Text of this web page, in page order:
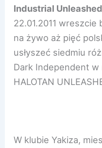
Industrial Unleashed
22.01.2011
na żywo aż pięć
usłyszeć siedmiu
Dark Independent
HALOTAN
W klubie Yakiza,